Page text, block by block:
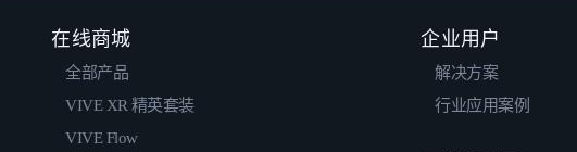
在线商城
全部产品
VIVE XR 精英套装
VIVE Flow
企业用户
解决方案
行业应用案例